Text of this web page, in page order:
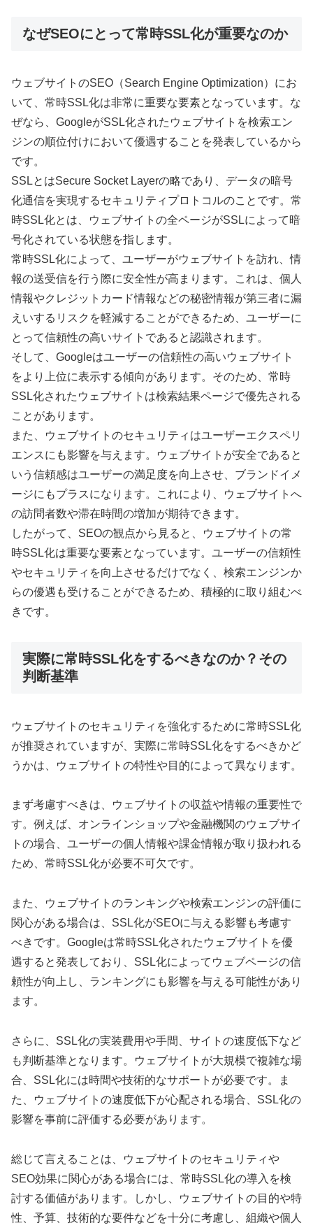
なぜSEOにとって常時SSL化が重要なのか
ウェブサイトのSEO（Search Engine Optimization）にお
いて、常時SSL化は非常に重要な要素となっています。な
ぜなら、GoogleがSSL化されたウェブサイトを検索エン
ジンの順位付けにおいて優遇することを発表しているから
です。
SSLとはSecure Socket Layerの略であり、データの暗号
化通信を実現するセキュリティプロトコルのことです。常
時SSL化とは、ウェブサイトの全ページがSSLによって暗
号化されている状態を指します。
常時SSL化によって、ユーザーがウェブサイトを訪れ、情
報の送受信を行う際に安全性が高まります。これは、個人
情報やクレジットカード情報などの秘密情報が第三者に漏
えいするリスクを軽減することができるため、ユーザーに
とって信頼性の高いサイトであると認識されます。
そして、Googleはユーザーの信頼性の高いウェブサイト
をより上位に表示する傾向があります。そのため、常時
SSL化されたウェブサイトは検索結果ページで優先される
ことがあります。
また、ウェブサイトのセキュリティはユーザーエクスペリ
エンスにも影響を与えます。ウェブサイトが安全であると
いう信頼感はユーザーの満足度を向上させ、ブランドイメ
ージにもプラスになります。これにより、ウェブサイトへ
の訪問者数や滞在時間の増加が期待できます。
したがって、SEOの観点から見ると、ウェブサイトの常
時SSL化は重要な要素となっています。ユーザーの信頼性
やセキュリティを向上させるだけでなく、検索エンジンか
らの優遇も受けることができるため、積極的に取り組むべ
きです。
実際に常時SSL化をするべきなのか？その
判断基準
ウェブサイトのセキュリティを強化するために常時SSL化
が推奨されていますが、実際に常時SSL化をするべきかど
うかは、ウェブサイトの特性や目的によって異なります。
まず考慮すべきは、ウェブサイトの収益や情報の重要性で
す。例えば、オンラインショップや金融機関のウェブサイ
トの場合、ユーザーの個人情報や課金情報が取り扱われる
ため、常時SSL化が必要不可欠です。
また、ウェブサイトのランキングや検索エンジンの評価に
関心がある場合は、SSL化がSEOに与える影響も考慮す
べきです。Googleは常時SSL化されたウェブサイトを優
遇すると発表しており、SSL化によってウェブページの信
頼性が向上し、ランキングにも影響を与える可能性があり
ます。
さらに、SSL化の実装費用や手間、サイトの速度低下など
も判断基準となります。ウェブサイトが大規模で複雑な場
合、SSL化には時間や技術的なサポートが必要です。ま
た、ウェブサイトの速度低下が心配される場合、SSL化の
影響を事前に評価する必要があります。
総じて言えることは、ウェブサイトのセキュリティや
SEO効果に関心がある場合には、常時SSL化の導入を検
討する価値があります。しかし、ウェブサイトの目的や特
性、予算、技術的な要件などを十分に考慮し、組織や個人